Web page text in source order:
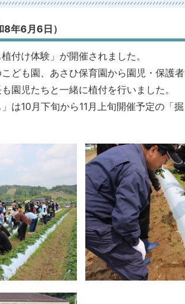
8年6月6日）
付け体験」が開催されました。
ども園、あさひ保育園から園児・保護
園児たちと一緒に植付を行いました。
は10月下旬から11月上旬開催予定の「